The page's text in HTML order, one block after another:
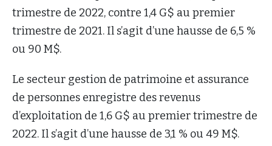
trimestre de 2022, contre 1,4 G$ au premier
trimestre de 2021. Il s’agit d’une hausse de 6,5 %
ou 90 M$.
Le secteur gestion de patrimoine et assurance
de personnes enregistre des revenus
d’exploitation de 1,6 G$ au premier trimestre de
2022. Il s’agit d’une hausse de 3,1 % ou 49 M$.